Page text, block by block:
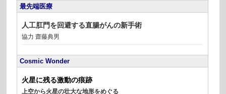
最先端医療
人工肛門を回避する直腸がんの新手術
協力 齋藤典男
Cosmic Wonder
火星に残る激動の痕跡
上空から火星の壮大な地形をめぐる